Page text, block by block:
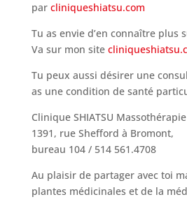
par cliniqueshiatsu.com
Tu as envie d’en connaître plus
Va sur mon site
Tu peux aussi désirer une
as une condition de santé
Clinique SHIATSU Massothérapie
1391, rue Shefford à Bromont,
bureau 104 / 514 561.4708
Au plaisir de partager avec toi
plantes médicinales et de la